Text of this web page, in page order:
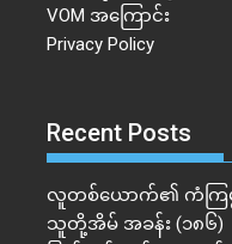
VOM အကြောင်း
Privacy Policy
Recent Posts
လူတစ်ယောက်၏ ကံကြမ္မ
သူတို့အိမ် အခန်း (၁၈၆)